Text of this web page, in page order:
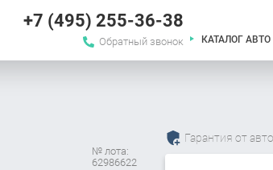
+7 (495) 255-36-38
Обратный звонок КАТАЛОГ АВТО
№ лота:
62986622
Гарантия от